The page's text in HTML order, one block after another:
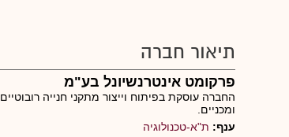
תיאור חברה
פרקומט אינטרנשיונל בע"מ
החברה עוסקת בפיתוח וייצור מתקני חנייה רובוטיים
ומכניים.
ענף: ת"א-טכנולוגיה